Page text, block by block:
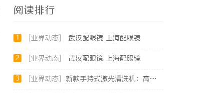
阅读排行
1 [业界动态] 武汉配眼镜 上海配眼镜
2 [业界动态] 武汉配眼镜 上海配眼镜
3 [业界动态] 新款手持式激光清洗机：高效清洁的新时代